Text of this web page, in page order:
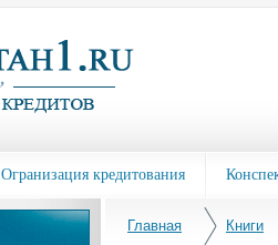
Огранизация кредитования
Главная Книги